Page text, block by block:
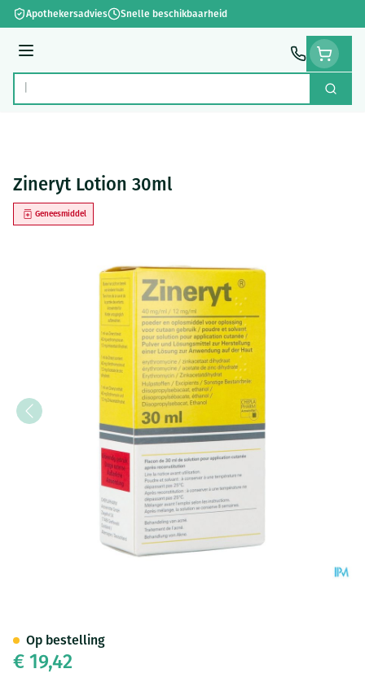
Ga naar de inhoud
Apothekersadvies Snelle beschikbaarheid
Menu
Product, merk, categorie... Zoek
Zineryt Lotion 30ml
Geneesmiddel
€ 19,42
Op bestelling